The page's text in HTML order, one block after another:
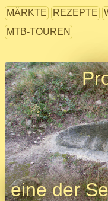
MÄRKTE REZEPTE
MTB-TOUREN
eine der